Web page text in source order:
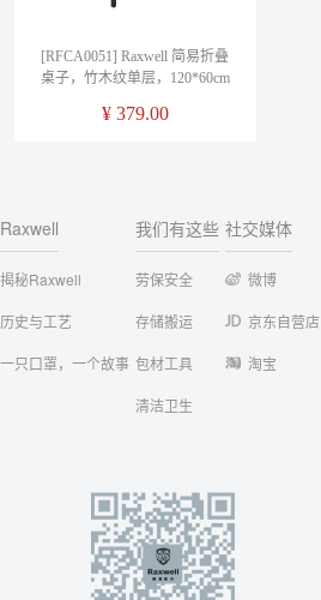
[RFCA0051] Raxwell 简易折叠
桌子，竹木纹单层，120*60cm
¥ 379.00
Raxwell
揭秘Raxwell
历史与工艺
一只口罩，一个故事
我们有这些
劳保安全
存储搬运
包材工具
清洁卫生
社交媒体
微博
京东自营店
淘宝